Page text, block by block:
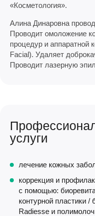
«Косметология».
Алина Динаровна
Проводит омоложение
процедур и аппаратной
Facial). Удаляет
Проводит лазерную
услуги
лечение кожных
коррекция и
с помощью:
контурной пластики
Radiesse и